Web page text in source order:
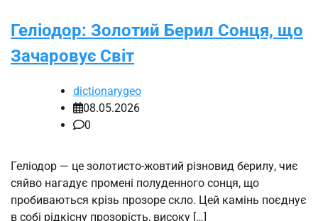
Геліодор: Золотий Берил Сонця, що
Зачаровує Світ
dictionarygeo
08.05.2026
0
Геліодор — це золотисто-жовтий різновид берилу, чиє
сяйво нагадує промені полуденного сонця, що
пробиваються крізь прозоре скло. Цей камінь поєднує
в собі рідкісну прозорість, високу […]